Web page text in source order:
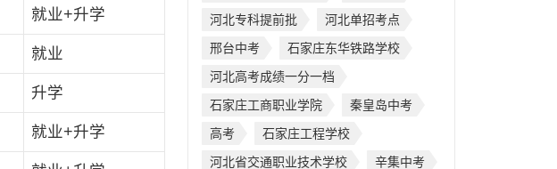
就业+升学
就业
升学
就业+升学
河北专科提前批
河北单招考点
邢台中考
石家庄东华铁路学校
河北高考成绩一分一档
石家庄工商职业学院
秦皇岛中考
高考
石家庄工程学校
河北省交通职业技术学校
辛集中考